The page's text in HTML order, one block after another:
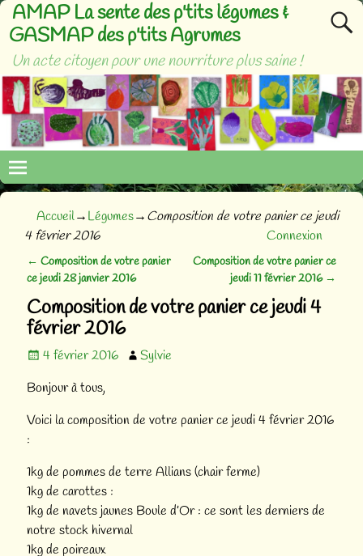
AMAP La sente des p'tits légumes &
GASMAP des p'tits Agrumes
Un acte citoyen pour une nourriture plus saine !
Accueil→Légumes→Composition de votre panier ce jeudi
4 février 2016
Connexion
Navigation des articles
← Composition de votre panier
ce jeudi 28 janvier 2016
Composition de votre panier ce
jeudi 11 février 2016 →
Composition de votre panier ce jeudi 4
février 2016
4 février 2016
Sylvie
Bonjour à tous,
Voici la composition de votre panier ce jeudi 4 février 2016
:
1kg de pommes de terre Allians (chair ferme)
1kg de carottes :
1kg de navets jaunes Boule d’Or : ce sont les derniers de
notre stock hivernal
1kg de poireaux